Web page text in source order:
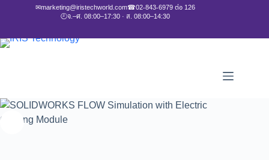
✉marketing@iristechworld.com☎02-843-6979 ต่อ 126
🕘จ.–ศ. 08:00–17:30 · ส. 08:00–14:30